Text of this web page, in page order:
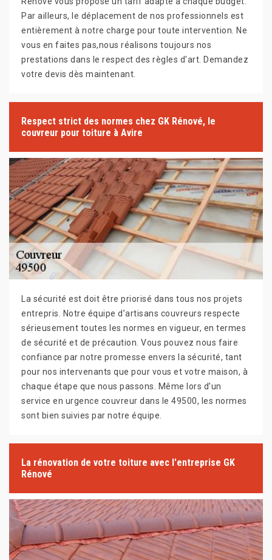
Par ailleurs, le déplacement de nos professionnels est
entièrement à notre charge pour toute intervention. Ne
vous en faites pas,nous réalisons toujours nos
prestations dans le respect des règles d'art. Demandez
votre devis dès maintenant.
Respect strict des normes chez GK Rénové, le
couvreur pour toiture à Avire
La sécurité est doit être priorisé dans tous nos projets
entrepris. Notre équipe d’artisans couvreurs respecte
sérieusement toutes les normes en vigueur, en termes
de sécurité et de précaution. Vous pouvez nous faire
confiance par notre promesse envers la sécurité, tant
pour nos intervenants que pour vous et votre maison, à
chaque étape que nous passons. Même lors d’un
service en urgence couvreur dans le 49500, les normes
sont bien suivies par notre équipe.
La rénovation de votre toiture avec l'entreprise GK
Rénové